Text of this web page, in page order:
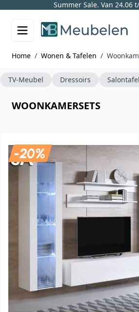
Summer Sale. Van 24.06
Home / Wonen & Tafelen /
TV-Meubel Dressoirs
WOONKAMERSETS